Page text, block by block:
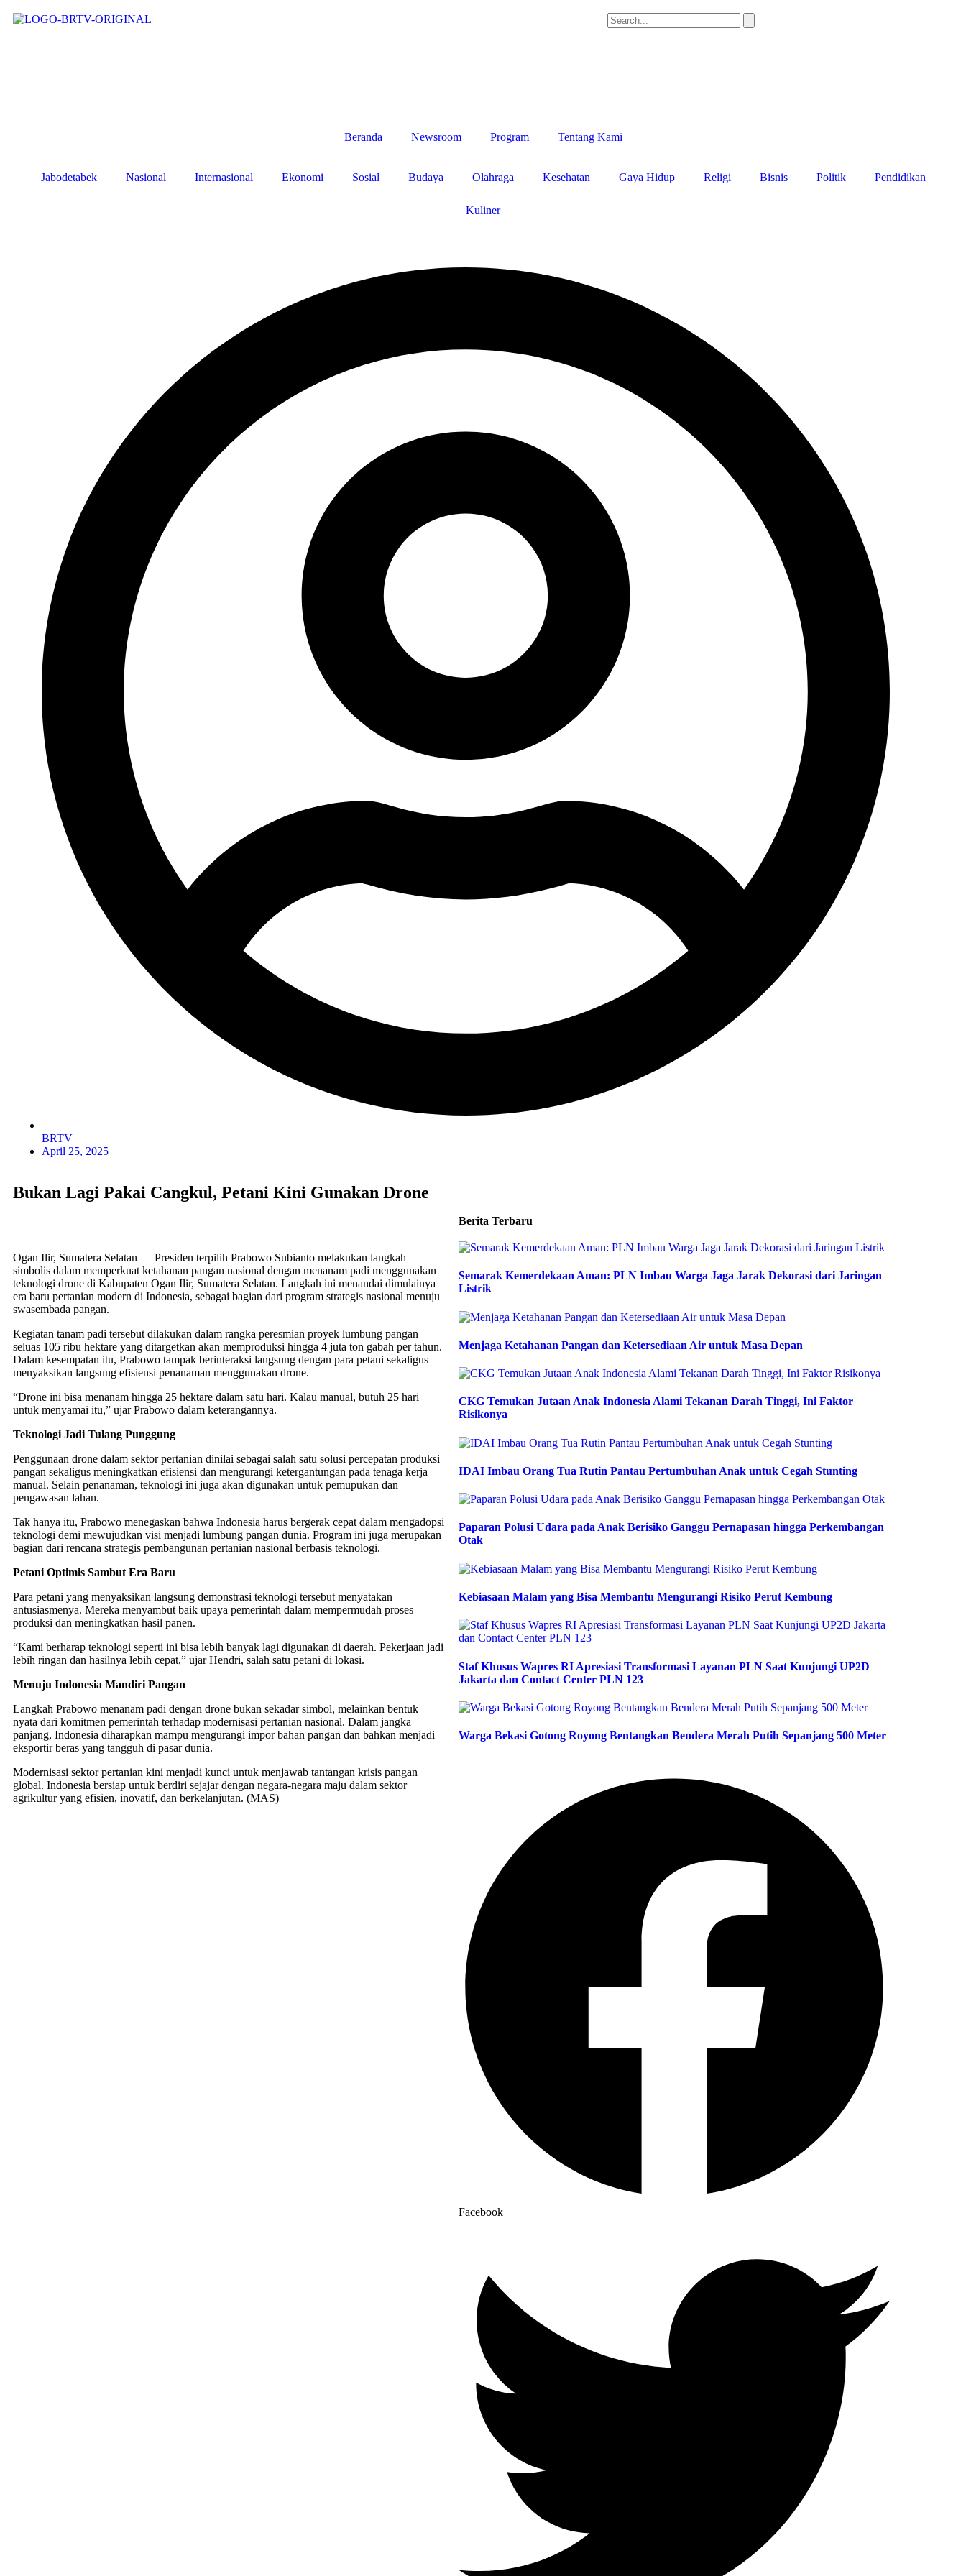
Beranda Newsroom Program Tentang Kami
Jabodetabek Nasional Internasional Ekonomi Sosial Budaya Olahraga Kesehatan Gaya Hidup Religi Bisnis Politik Pendidikan
Kuliner
BRTV
April 25, 2025
Bukan Lagi Pakai Cangkul, Petani Kini Gunakan Drone
Ogan Ilir, Sumatera Selatan — Presiden terpilih Prabowo Subianto melakukan langkah
simbolis dalam memperkuat ketahanan pangan nasional dengan menanam padi menggunakan
teknologi drone di Kabupaten Ogan Ilir, Sumatera Selatan. Langkah ini menandai dimulainya
era baru pertanian modern di Indonesia, sebagai bagian dari program strategis nasional menuju
swasembada pangan.
Kegiatan tanam padi tersebut dilakukan dalam rangka peresmian proyek lumbung pangan
seluas 105 ribu hektare yang ditargetkan akan memproduksi hingga 4 juta ton gabah per tahun.
Dalam kesempatan itu, Prabowo tampak berinteraksi langsung dengan para petani sekaligus
menyaksikan langsung efisiensi penanaman menggunakan drone.
“Drone ini bisa menanam hingga 25 hektare dalam satu hari. Kalau manual, butuh 25 hari
untuk menyamai itu,” ujar Prabowo dalam keterangannya.
Teknologi Jadi Tulang Punggung
Penggunaan drone dalam sektor pertanian dinilai sebagai salah satu solusi percepatan produksi
pangan sekaligus meningkatkan efisiensi dan mengurangi ketergantungan pada tenaga kerja
manual. Selain penanaman, teknologi ini juga akan digunakan untuk pemupukan dan
pengawasan lahan.
Tak hanya itu, Prabowo menegaskan bahwa Indonesia harus bergerak cepat dalam mengadopsi
teknologi demi mewujudkan visi menjadi lumbung pangan dunia. Program ini juga merupakan
bagian dari rencana strategis pembangunan pertanian nasional berbasis teknologi.
Petani Optimis Sambut Era Baru
Para petani yang menyaksikan langsung demonstrasi teknologi tersebut menyatakan
antusiasmenya. Mereka menyambut baik upaya pemerintah dalam mempermudah proses
produksi dan meningkatkan hasil panen.
“Kami berharap teknologi seperti ini bisa lebih banyak lagi digunakan di daerah. Pekerjaan jadi
lebih ringan dan hasilnya lebih cepat,” ujar Hendri, salah satu petani di lokasi.
Menuju Indonesia Mandiri Pangan
Langkah Prabowo menanam padi dengan drone bukan sekadar simbol, melainkan bentuk
nyata dari komitmen pemerintah terhadap modernisasi pertanian nasional. Dalam jangka
panjang, Indonesia diharapkan mampu mengurangi impor bahan pangan dan bahkan menjadi
eksportir beras yang tangguh di pasar dunia.
Modernisasi sektor pertanian kini menjadi kunci untuk menjawab tantangan krisis pangan
global. Indonesia bersiap untuk berdiri sejajar dengan negara-negara maju dalam sektor
agrikultur yang efisien, inovatif, dan berkelanjutan. (MAS)
Berita Terbaru
Semarak Kemerdekaan Aman: PLN Imbau Warga Jaga Jarak Dekorasi dari Jaringan
Listrik
Menjaga Ketahanan Pangan dan Ketersediaan Air untuk Masa Depan
CKG Temukan Jutaan Anak Indonesia Alami Tekanan Darah Tinggi, Ini Faktor
Risikonya
IDAI Imbau Orang Tua Rutin Pantau Pertumbuhan Anak untuk Cegah Stunting
Paparan Polusi Udara pada Anak Berisiko Ganggu Pernapasan hingga Perkembangan
Otak
Kebiasaan Malam yang Bisa Membantu Mengurangi Risiko Perut Kembung
Staf Khusus Wapres RI Apresiasi Transformasi Layanan PLN Saat Kunjungi UP2D
Jakarta dan Contact Center PLN 123
Warga Bekasi Gotong Royong Bentangkan Bendera Merah Putih Sepanjang 500 Meter
Facebook